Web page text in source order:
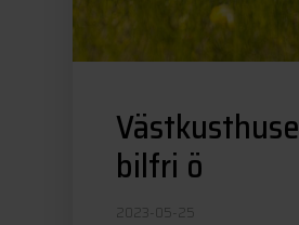
bilfri ö
2023-05-25